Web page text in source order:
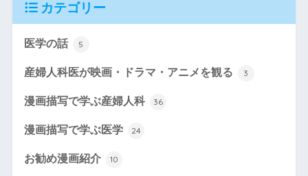
カテゴリー
医学の話 5
産婦人科医が映画・ドラマ・アニメを観る 3
漫画描写で学ぶ産婦人科 36
漫画描写で学ぶ医学 24
お勧め漫画紹介 10